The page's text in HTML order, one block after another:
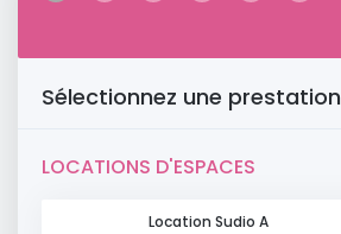
Sélectionnez une prestation
LOCATIONS D'ESPACES
Location Sudio A